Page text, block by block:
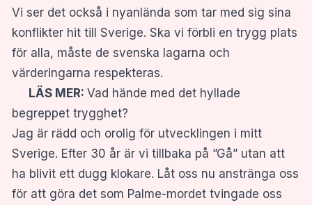
Vi ser det också i nyanlända som tar med sig sina
konflikter hit till Sverige. Ska vi förbli en trygg plats
för alla, måste de svenska lagarna och
värderingarna respekteras.
LÄS MER: Vad hände med det hyllade
begreppet trygghet?
Jag är rädd och orolig för utvecklingen i mitt
Sverige. Efter 30 år är vi tillbaka på ”Gå” utan att
ha blivit ett dugg klokare. Låt oss nu anstränga oss
för att göra det som Palme-mordet tvingade oss